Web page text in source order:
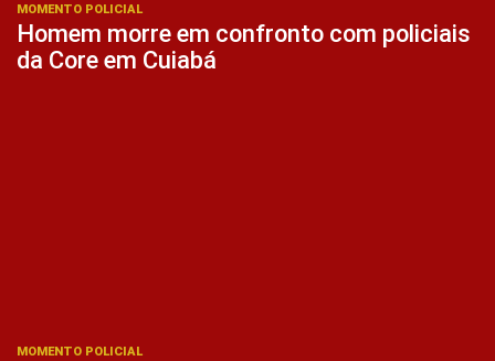
MOMENTO POLICIAL
Homem morre em confronto com policiais
da Core em Cuiabá
MOMENTO POLICIAL